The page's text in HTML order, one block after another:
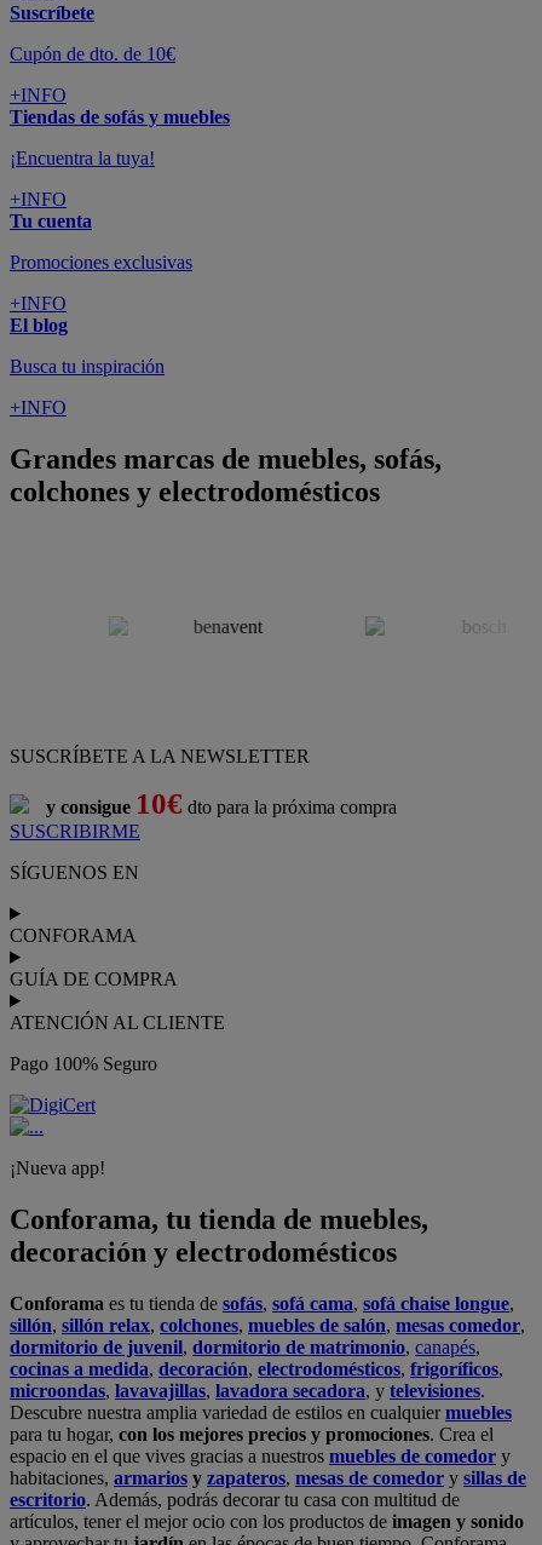
Suscríbete
Cupón de dto. de 10€
+INFO
Tiendas de sofás y muebles
¡Encuentra la tuya!
+INFO
Tu cuenta
Promociones exclusivas
+INFO
El blog
Busca tu inspiración
+INFO
Grandes marcas de muebles, sofás,
colchones y electrodomésticos
SUSCRÍBETE A LA NEWSLETTER
y consigue 10€ dto para la próxima compra
SUSCRIBIRME
SÍGUENOS EN
CONFORAMA
GUÍA DE COMPRA
ATENCIÓN AL CLIENTE
Pago 100% Seguro
¡Nueva app!
Conforama, tu tienda de muebles,
decoración y electrodomésticos
Conforama es tu tienda de sofás, sofá cama, sofá chaise longue,
sillón, sillón relax, colchones, muebles de salón, mesas comedor,
dormitorio de juvenil, dormitorio de matrimonio, canapés,
cocinas a medida, decoración, electrodomésticos, frigoríficos,
microondas, lavavajillas, lavadora secadora, y televisiones.
Descubre nuestra amplia variedad de estilos en cualquiermuebles
para tu hogar, con los mejores precios y promociones. Crea el
espacio en el que vives gracias a nuestros muebles de comedor y
habitaciones, armarios y zapateros, mesas de comedor y sillas de
escritorio. Además, podrás decorar tu casa con multitud de
artículos, tener el mejor ocio con los productos de imagen y sonido